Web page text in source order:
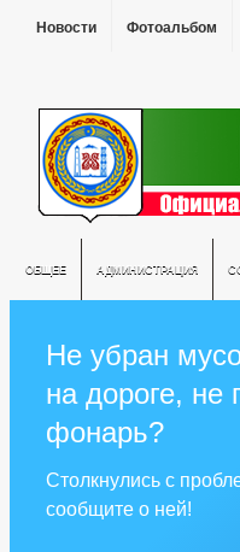
Новости Фотоальбом
ОБЩЕЕ АДМИНИСТРАЦИЯ
Не убран
на дороге, не
фонарь?
Столкнулись с
сообщите о ней!